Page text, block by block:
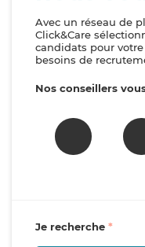
Avec un réseau de
Click&Care
candidats pour
besoins de
Nos conseillers
Je recherche